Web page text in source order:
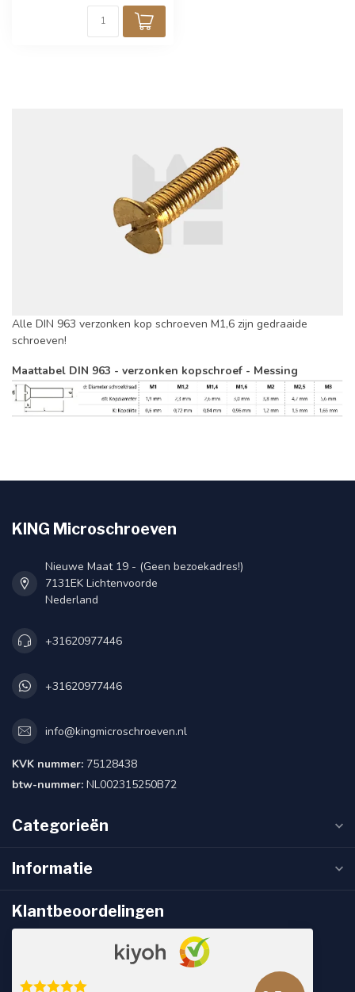
Alle DIN 963 verzonken kop schroeven M1,6 zijn gedraaide
schroeven!
Maattabel DIN 963 - verzonken kopschroef - Messing
KING Microschroeven
Nieuwe Maat 19 - (Geen bezoekadres!)
7131EK Lichtenvoorde
Nederland
+31620977446
+31620977446
info@kingmicroschroeven.nl
KVK nummer: 75128438
btw-nummer: NL002315250B72
Categorieën
Informatie
Klantbeoordelingen